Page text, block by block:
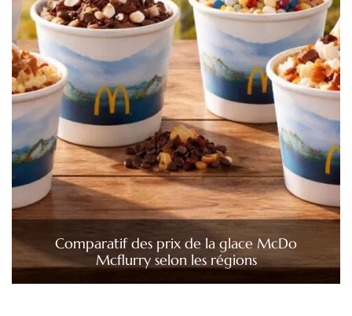
Comparatif des prix de la glace McDo
Mcflurry selon les régions